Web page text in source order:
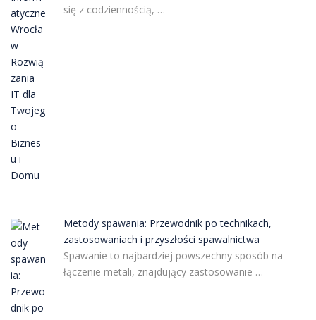
się z codziennością, …
Metody spawania: Przewodnik po technikach,
zastosowaniach i przyszłości spawalnictwa
Spawanie to najbardziej powszechny sposób na
łączenie metali, znajdujący zastosowanie …